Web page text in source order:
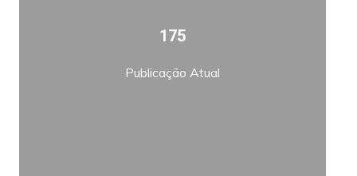
175
Publicação Atual